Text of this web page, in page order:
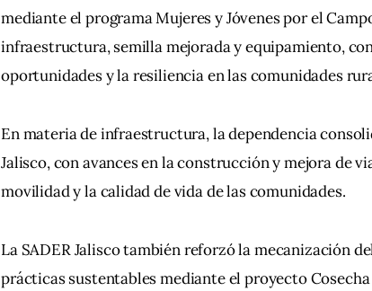
mediante el programa Mujeres y Jóvenes por el
infraestructura, semilla mejorada y equipamiento,
oportunidades y la resiliencia en las comunidades
En materia de infraestructura, la dependencia
Jalisco, con avances en la construcción y mejora de
movilidad y la calidad de vida de las comunidades.
La SADER Jalisco también reforzó la mecanización
prácticas sustentables mediante el proyecto